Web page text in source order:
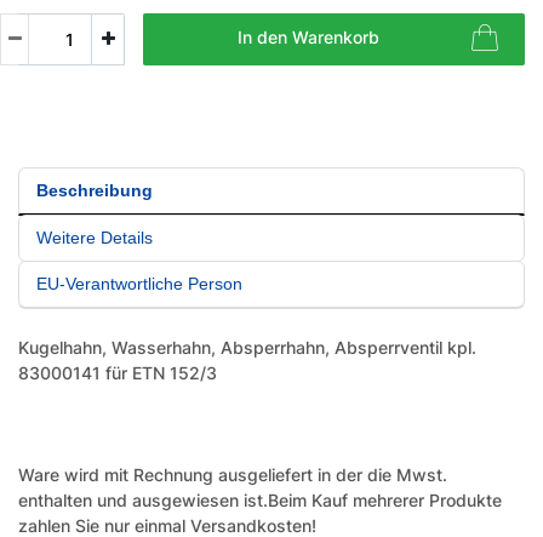
In den Warenkorb
Beschreibung
Weitere Details
EU-Verantwortliche Person
Kugelhahn, Wasserhahn, Absperrhahn, Absperrventil kpl.
83000141 für ETN 152/3
Ware wird mit Rechnung ausgeliefert in der die Mwst.
enthalten und ausgewiesen ist.Beim Kauf mehrerer Produkte
zahlen Sie nur einmal Versandkosten!